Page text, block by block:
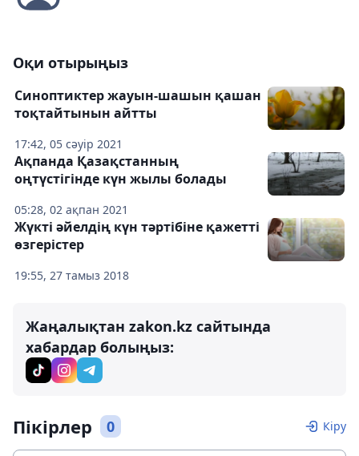
Оқи отырыңыз
17:42, 05 сәуір 2021
Синоптиктер жауын-шашын қашан
тоқтайтынын айтты
05:28, 02 ақпан 2021
Ақпанда Қазақстанның
оңтүстігінде күн жылы болады
19:55, 27 тамыз 2018
Жүкті әйелдің күн тәртібіне қажетті
өзгерістер
Жаңалықтан zakon.kz сайтында
хабардар болыңыз:
Пікірлер 0 Кіру